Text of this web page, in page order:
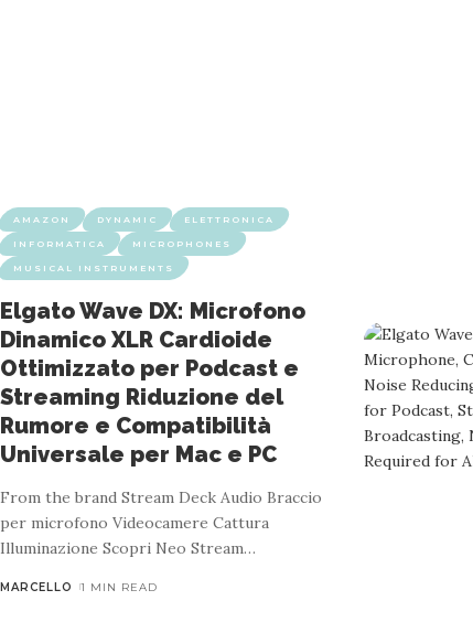
AMAZON DYNAMIC ELETTRONICA
INFORMATICA MICROPHONES
MUSICAL INSTRUMENTS
Elgato Wave DX: Microfono
Dinamico XLR Cardioide
Ottimizzato per Podcast e
Streaming Riduzione del
Rumore e Compatibilità
Universale per Mac e PC
From the brand Stream Deck Audio Braccio
per microfono Videocamere Cattura
Illuminazione Scopri Neo Stream…
MARCELLO 1 MIN READ